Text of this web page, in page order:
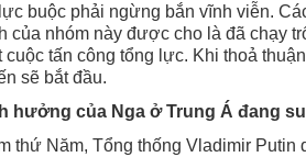
buộc phải ngừng bắn vĩnh viễn.
của nhóm này được cho là đã chạy
cuộc tấn công tổng lực. Khi thoả
sẽ bắt đầu.
hưởng của Nga ở Trung Á đang
thứ Năm, Tổng thống Vladimir